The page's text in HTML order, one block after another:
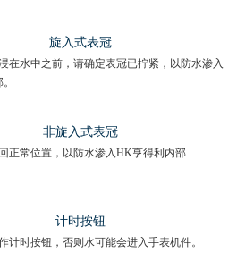
旋入式表冠
在水中之前，请确定表冠已拧紧，以防水渗入
非旋入式表冠
正常位置，以防水渗入HK亨得利内部
计时按钮
计时按钮，否则水可能会进入手表机件。